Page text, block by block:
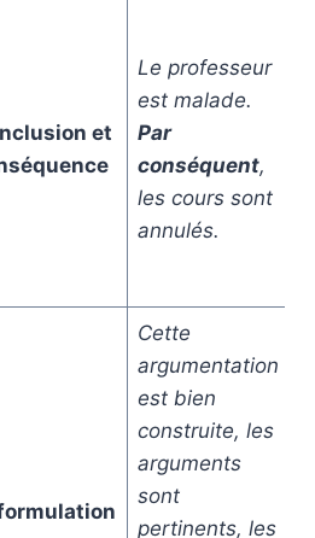
et
Le professeur
est malade.
Par
conséquent,
les cours sont
annulés.
Cette
argumentation
est bien
construite, les
arguments
sont
pertinents, les